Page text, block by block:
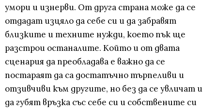
умори и изнерви. От друга страна може да се
отдадат изцяло да себе си и да забравят
близките и техните нужди, което пък ще
разстрои останалите. Който и от двата
сценария да преобладава е важно да се
постараят да са достатъчно търпеливи и
отзивчиви към другите, но без да се увличат и
да губят връзка със себе си и собствените си